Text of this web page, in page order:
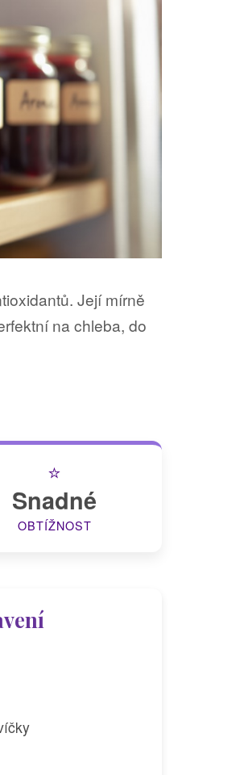
Její mírně
na chleba, do
⭐
Snadné
OBTÍŽNOST